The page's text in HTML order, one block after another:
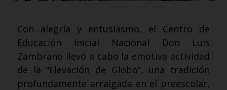
Con alegría y entusiasmo, el Centro de
Educación Inicial Nacional Don Luis
Zambrano llevó a cabo la emotiva actividad
de la “Elevación de Globo”, una tradición
profundamente arraigada en el preescolar,